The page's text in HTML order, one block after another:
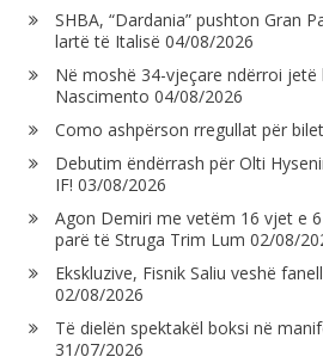
SHBA, “Dardania” pushton Gran
lartë të Italisë 04/08/2026
Në moshë 34-vjeçare ndërroi jetë
Nascimento 04/08/2026
Como ashpërson rregullat për
Debutim ëndërrash për Olti
IF! 03/08/2026
Agon Demiri me vetëm 16 vjet e
parë të Struga Trim Lum 02/08/
Ekskluzive, Fisnik Saliu veshë
02/08/2026
Të dielën spektakël boksi në
31/07/2026